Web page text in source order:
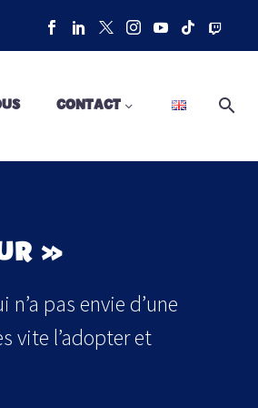
CONTACT
»
pas envie d’une
vite l’adopter et